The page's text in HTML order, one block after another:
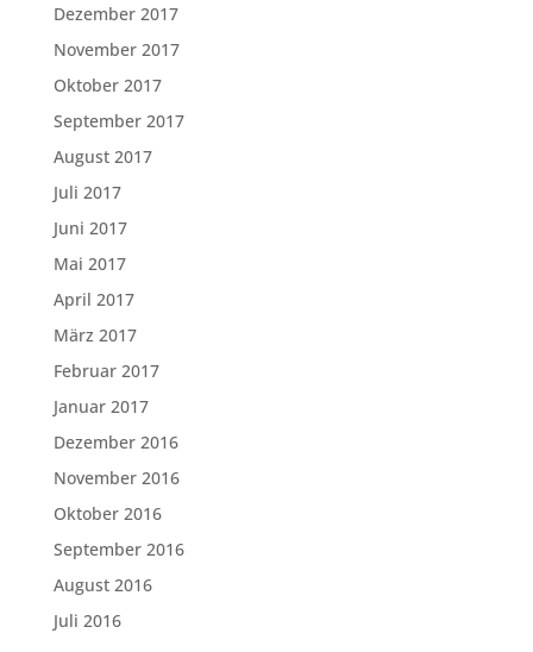
Dezember 2017
November 2017
Oktober 2017
September 2017
August 2017
Juli 2017
Juni 2017
Mai 2017
April 2017
März 2017
Februar 2017
Januar 2017
Dezember 2016
November 2016
Oktober 2016
September 2016
August 2016
Juli 2016